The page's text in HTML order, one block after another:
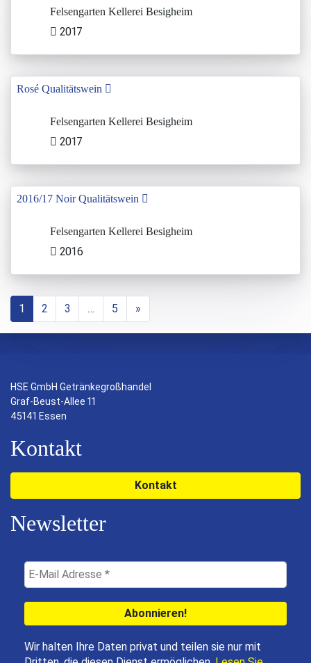
Felsengarten Kellerei Besigheim
2017
Rosé Qualitätswein
Felsengarten Kellerei Besigheim
2017
2016/17 Noir Qualitätswein
Felsengarten Kellerei Besigheim
2016
1 2 3 … 5 »
HSE GmbH Getränkegroßhandel
Graf-Beust-Allee 11
45141 Essen
Kontakt
Kontakt
Newsletter
Wir halten Ihre Daten privat und teilen sie nur mit